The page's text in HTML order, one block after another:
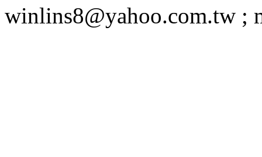
winlins8@yahoo.com.tw ;